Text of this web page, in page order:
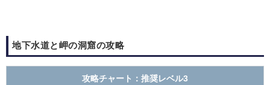
地下水道と岬の洞窟の攻略
攻略チャート：推奨レベル3